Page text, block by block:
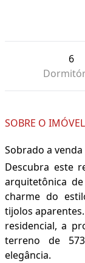
6
SOBRE O IMÓVEL
Sobrado a
Descubra este
arquitetônica
charme do
tijolos
residencial, a
terreno de
elegância.